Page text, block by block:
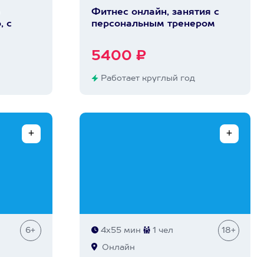
с
Фитнес онлайн, занятия с
персональным тренером
5400 ₽
Работает круглый год
6+ 4х55 мин 1 чел 18+
Онлайн